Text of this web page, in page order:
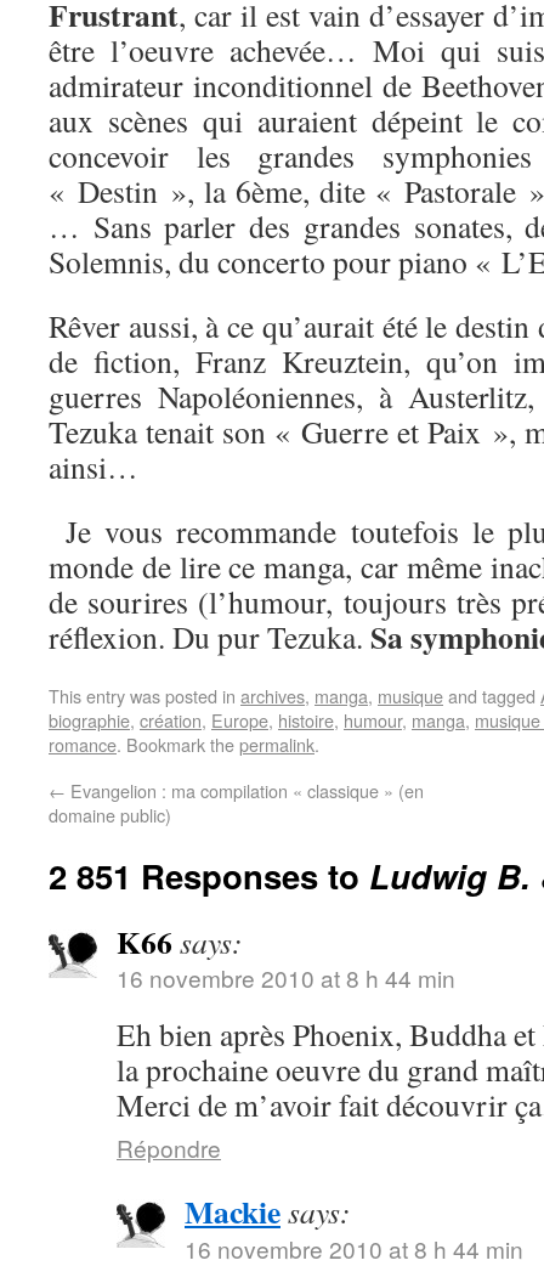
Frustrant, car il est vain d’essayer
être l’oeuvre achevée… Moi qui
admirateur inconditionnel de
aux scènes qui auraient dépeint le
concevoir les grandes
« Destin », la 6ème, dite « Pastorale
… Sans parler des grandes sonates,
Solemnis, du concerto pour piano «
Rêver aussi, à ce qu’aurait été le destin
de fiction, Franz Kreuztein, qu’on
guerres Napoléoniennes, à
Tezuka tenait son « Guerre et Paix »,
ainsi…
Je vous recommande toutefois le
monde de lire ce manga, car même
de sourires (l’humour, toujours très
réflexion. Du pur Tezuka. Sa
This entry was posted in archives, manga, musiqueand tagged
biographie, création, Europe, histoire, humour, manga,
romance. Bookmark thepermalink.
← Evangelion : ma compilation « classique » (en
domaine public)
2 851 Responses to Ludwig B.
K66 says:
16 novembre 2010 at 8 h 44 min
Eh bien après Phoenix, Buddha
la prochaine oeuvre du grand
Merci de m’avoir fait découvrir
Répondre
Mackiesays:
16 novembre 2010 at 8 h 44 min